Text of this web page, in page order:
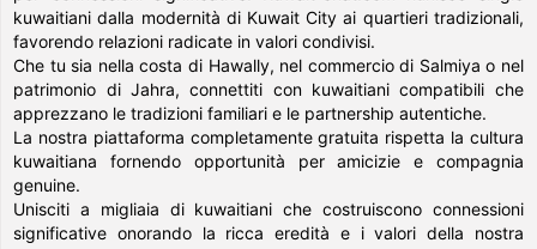
kuwaitiani dalla modernità di Kuwait City ai quartieri tradizionali,
favorendo relazioni radicate in valori condivisi.
Che tu sia nella costa di Hawally, nel commercio di Salmiya o nel
patrimonio di Jahra, connettiti con kuwaitiani compatibili che
apprezzano le tradizioni familiari e le partnership autentiche.
La nostra piattaforma completamente gratuita rispetta la cultura
kuwaitiana fornendo opportunità per amicizie e compagnia
genuine.
Unisciti a migliaia di kuwaitiani che costruiscono connessioni
significative onorando la ricca eredità e i valori della nostra